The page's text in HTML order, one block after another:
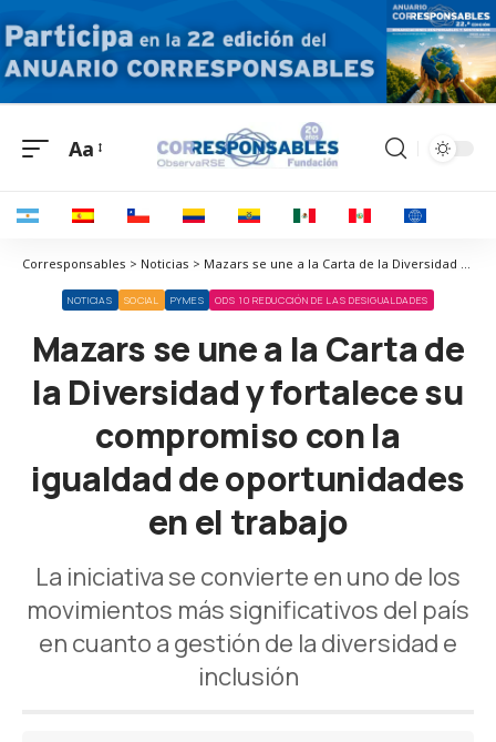
Aa
Corresponsables > Noticias > Mazars se une a la Carta de la Diversidad y fortalece su compromiso con la igualdad de oportunidades en el trabajo
NOTICIAS SOCIAL PYMES ODS 10 REDUCCIÓN DE LAS DESIGUALDADES
Mazars se une a la Carta de
la Diversidad y fortalece su
compromiso con la
igualdad de oportunidades
en el trabajo
La iniciativa se convierte en uno de los
movimientos más significativos del país
en cuanto a gestión de la diversidad e
inclusión